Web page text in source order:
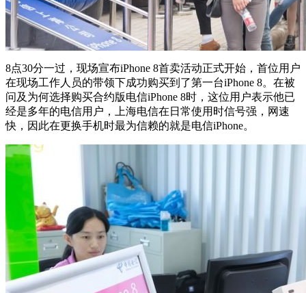
8点30分一过，现场宣布iPhone 8首卖活动正式开始，首位用户
在现场工作人员的带领下成功购买到了第一台iPhone 8。在被
问及为何选择购买合约版电信iPhone 8时，这位用户表示他已
经是多年的电信用户，上海电信在日常使用时信号强，网速
快，因此在更换手机时最为信赖的就是电信iPhone。